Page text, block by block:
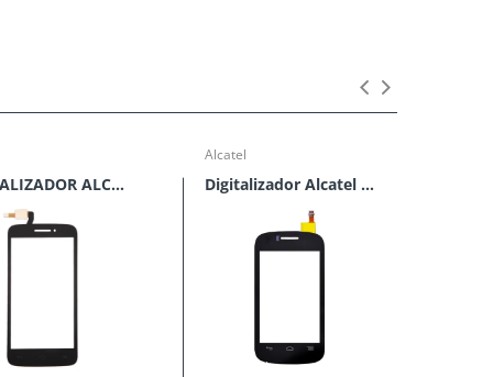
DIGITALIZADOR ALCATEL ONE TOUCH POP 2 5042
Alcatel
Digitalizador Alcatel POP C1 OT-4015 4015N 4015D Negro